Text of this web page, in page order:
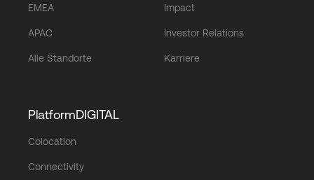
EMEA
APAC
Alle Standorte
Impact
Investor Relations
Karriere
PlatformDIGITAL
Colocation
Connectivity